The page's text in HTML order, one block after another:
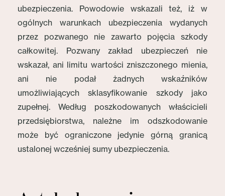
ubezpieczenia. Powodowie wskazali też, iż w
ogólnych warunkach ubezpieczenia wydanych
przez pozwanego nie zawarto pojęcia szkody
całkowitej. Pozwany zakład ubezpieczeń nie
wskazał, ani limitu wartości zniszczonego mienia,
ani nie podał żadnych wskaźników
umożliwiających sklasyfikowanie szkody jako
zupełnej. Według poszkodowanych właścicieli
przedsiębiorstwa, należne im odszkodowanie
może być ograniczone jedynie górną granicą
ustalonej wcześniej sumy ubezpieczenia.